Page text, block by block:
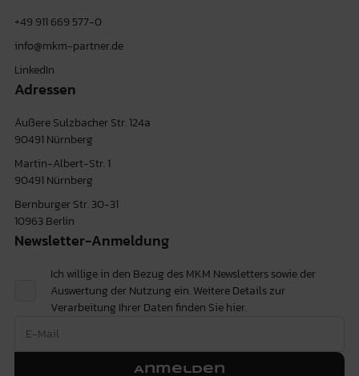
+49 911 669 577-0
info@mkm-partner.de
LinkedIn
Adressen
Äußere Sulzbacher Str. 124a
90491 Nürnberg
Martin-Albert-Str. 1
90491 Nürnberg
Bernburger Str. 30-31
10963 Berlin
Newsletter-Anmeldung
Ich willige in den Bezug des MKM Newsletters sowie der
Auswertung der Nutzung ein. Weitere Details zur
Verarbeitung Ihrer Daten finden Siehier.
Anmelden